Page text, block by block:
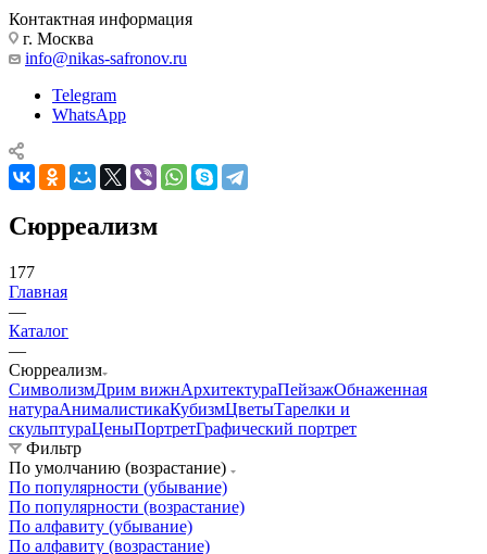
Контактная информация
г. Москва
info@nikas-safronov.ru
Telegram
WhatsApp
Сюрреализм
177
Главная
—
Каталог
—
Сюрреализм
СимволизмДрим вижнАрхитектураПейзажОбнаженная
натураАнималистикаКубизмЦветыТарелки и
скульптураЦеныПортретГрафический портрет
Фильтр
По умолчанию (возрастание)
По популярности (убывание)
По популярности (возрастание)
По алфавиту (убывание)
По алфавиту (возрастание)